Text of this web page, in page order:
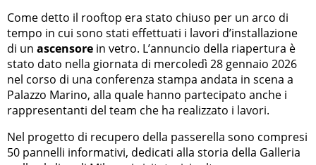
Come detto il rooftop era stato chiuso per un arco di
tempo in cui sono stati effettuati i lavori d’installazione
di un ascensore in vetro. L’annuncio della riapertura è
stato dato nella giornata di mercoledì 28 gennaio 2026
nel corso di una conferenza stampa andata in scena a
Palazzo Marino, alla quale hanno partecipato anche i
rappresentanti del team che ha realizzato i lavori.
Nel progetto di recupero della passerella sono compresi
50 pannelli informativi, dedicati alla storia della Galleria